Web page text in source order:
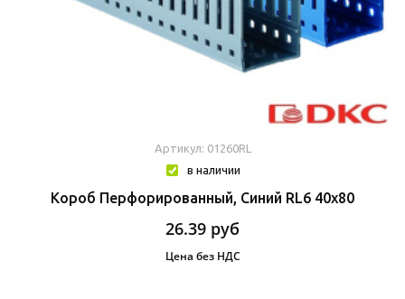
Артикул: 01260RL
в наличии
Короб Перфорированный, Синий RL6 40x80
26.39 руб
Цена без НДС